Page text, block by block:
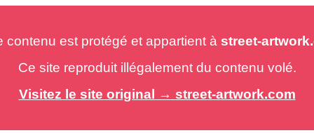
est protégé et appartient à street-
Ce site reproduit illégalement du contenu volé.
Visitez le site original → street-artwork.com